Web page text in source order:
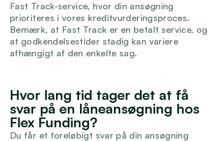
Blive investor
Login
Fast Track-service, hvor din ansøgning
prioriteres i vores kreditvurderingsproces.
Bemærk, at Fast Track er en betalt service, og
at godkendelsestider stadig kan variere
afhængigt af den enkelte sag.
Hvor lang tid tager det at få
svar på en låneansøgning hos
Flex Funding?
Du får et foreløbigt svar på din ansøgning